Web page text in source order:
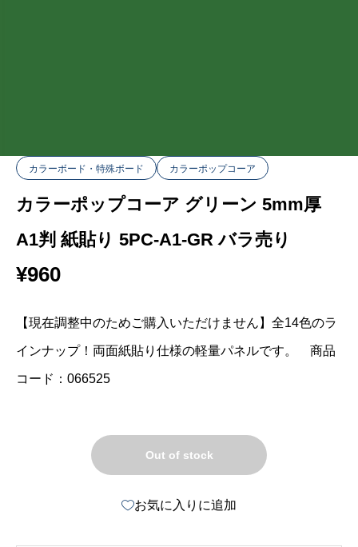
カラーボード・特殊ボード カラーポップコーア
カラーポップコーア グリーン 5mm厚
A1判 紙貼り 5PC-A1-GR バラ売り
¥960
【現在調整中のためご購入いただけません】全14色のラ
インナップ！両面紙貼り仕様の軽量パネルです。 商品
コード：066525
Out of stock
お気に入りに追加